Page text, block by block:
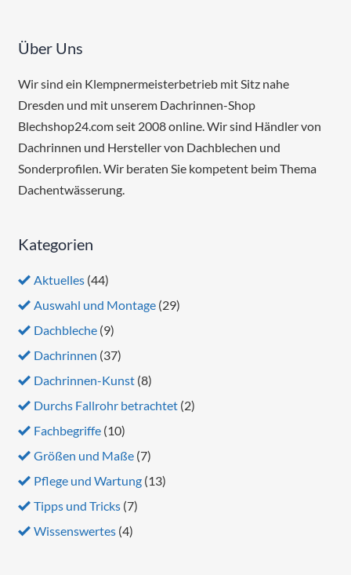
Über Uns
Wir sind ein Klempnermeisterbetrieb mit Sitz nahe
Dresden und mit unserem Dachrinnen-Shop
Blechshop24.com seit 2008 online. Wir sind Händler von
Dachrinnen und Hersteller von Dachblechen und
Sonderprofilen. Wir beraten Sie kompetent beim Thema
Dachentwässerung.
Kategorien
Aktuelles (44)
Auswahl und Montage (29)
Dachbleche (9)
Dachrinnen (37)
Dachrinnen-Kunst (8)
Durchs Fallrohr betrachtet (2)
Fachbegriffe (10)
Größen und Maße (7)
Pflege und Wartung (13)
Tipps und Tricks (7)
Wissenswertes (4)